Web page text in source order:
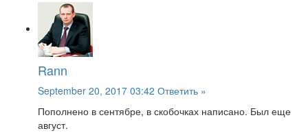
Rann
September 20, 2017 03:42 Ответить »
Пополнено в сентябре, в скобочках написано. Был еще
август.